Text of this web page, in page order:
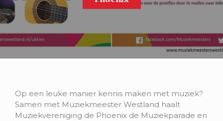
Op een leuke manier kennis maken met muziek?
Samen met Muziekmeester Westland haalt
Muziekvereniging de Phoenix de Muziekparade en